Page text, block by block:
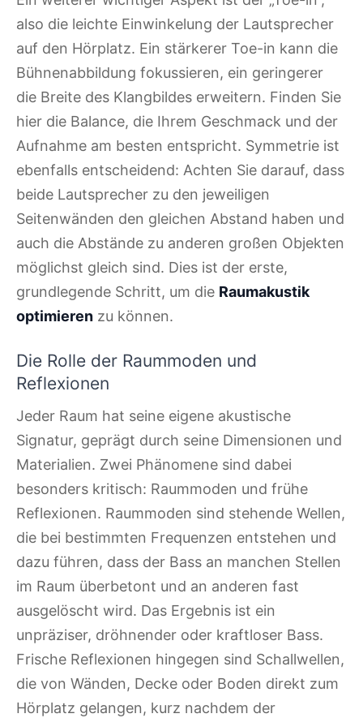
also die leichte Einwinkelung der Lautsprecher
auf den Hörplatz. Ein stärkerer Toe-in kann die
Bühnenabbildung fokussieren, ein geringerer
die Breite des Klangbildes erweitern. Finden Sie
hier die Balance, die Ihrem Geschmack und der
Aufnahme am besten entspricht. Symmetrie ist
ebenfalls entscheidend: Achten Sie darauf, dass
beide Lautsprecher zu den jeweiligen
Seitenwänden den gleichen Abstand haben und
auch die Abstände zu anderen großen Objekten
möglichst gleich sind. Dies ist der erste,
grundlegende Schritt, um die Raumakustik
optimieren zu können.
Die Rolle der Raummoden und
Reflexionen
Jeder Raum hat seine eigene akustische
Signatur, geprägt durch seine Dimensionen und
Materialien. Zwei Phänomene sind dabei
besonders kritisch: Raummoden und frühe
Reflexionen. Raummoden sind stehende Wellen,
die bei bestimmten Frequenzen entstehen und
dazu führen, dass der Bass an manchen Stellen
im Raum überbetont und an anderen fast
ausgelöscht wird. Das Ergebnis ist ein
unpräziser, dröhnender oder kraftloser Bass.
Frische Reflexionen hingegen sind Schallwellen,
die von Wänden, Decke oder Boden direkt zum
Hörplatz gelangen, kurz nachdem der